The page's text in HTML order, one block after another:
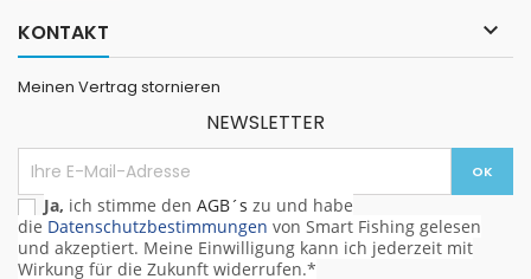
KONTAKT 
Meinen Vertrag stornieren
NEWSLETTER
Ja, ich stimme den AGB´s zu und habe
die Datenschutzbestimmungen von Smart Fishing gelesen
und akzeptiert. Meine Einwilligung kann ich jederzeit mit
Wirkung für die Zukunft widerrufen.*